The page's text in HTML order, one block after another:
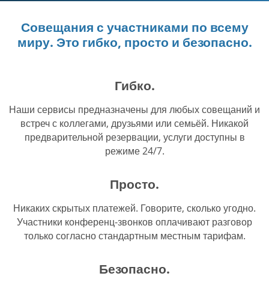
Совещания с участниками по всему
миру. Это гибко, просто и безопасно.
Гибко.
Наши сервисы предназначены для любых совещаний и
встреч с коллегами, друзьями или семьёй. Никакой
предварительной резервации, услуги доступны в
режиме 24/7.
Просто.
Никаких скрытых платежей. Говорите, сколько угодно.
Участники конференц-звонков оплачивают разговор
только согласно стандартным местным тарифам.
Безопасно.